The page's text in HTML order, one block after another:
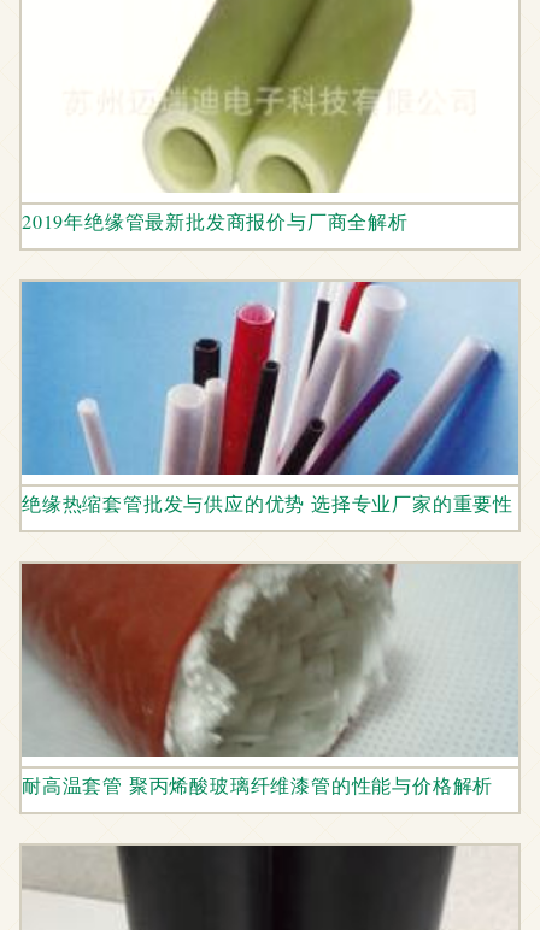
2019年绝缘管最新批发商报价与厂商全解析
绝缘热缩套管批发与供应的优势 选择专业厂家的重要性
耐高温套管 聚丙烯酸玻璃纤维漆管的性能与价格解析